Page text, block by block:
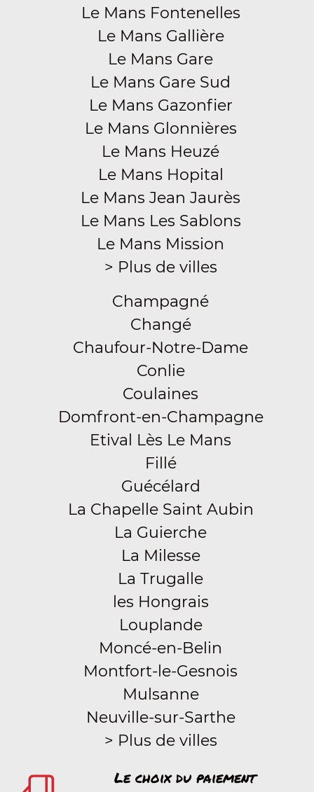
Le Mans Fontenelles
Le Mans Gallière
Le Mans Gare
Le Mans Gare Sud
Le Mans Gazonfier
Le Mans Glonnières
Le Mans Heuzé
Le Mans Hopital
Le Mans Jean Jaurès
Le Mans Les Sablons
Le Mans Mission
> Plus de villes
Champagné
Changé
Chaufour-Notre-Dame
Conlie
Coulaines
Domfront-en-Champagne
Etival Lès Le Mans
Fillé
Guécélard
La Chapelle Saint Aubin
La Guierche
La Milesse
La Trugalle
les Hongrais
Louplande
Moncé-en-Belin
Montfort-le-Gesnois
Mulsanne
Neuville-sur-Sarthe
> Plus de villes
Le choix du paiement